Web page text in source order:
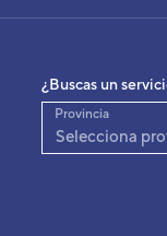
¿Buscas un
Selecciona
Provincia